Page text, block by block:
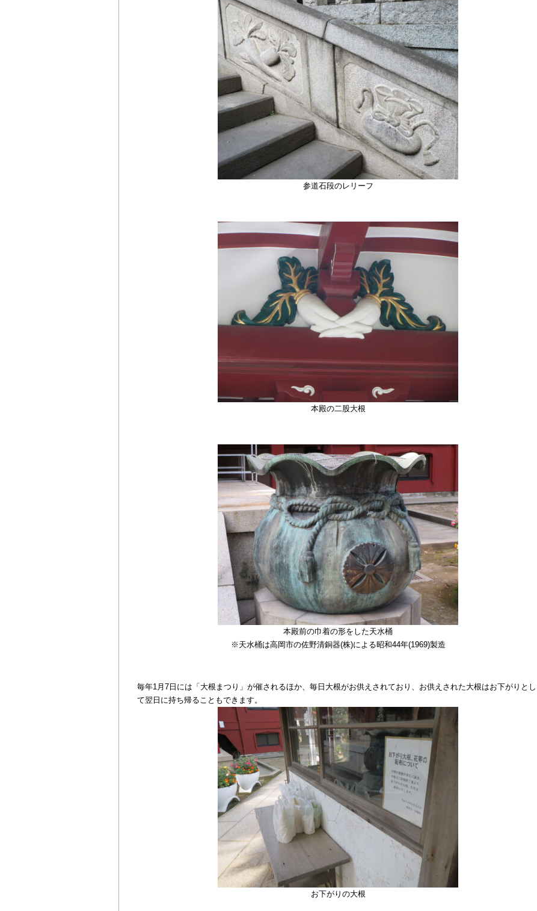
参道石段のレリーフ
本殿の二股大根
本殿前の巾着の形をした天水桶
※天水桶は高岡市の佐野清銅器(株)による昭和44年(1969)製造
毎年1月7日には「大根まつり」が催されるほか、毎日大根がお供えされており、お供えされた大根はお下がりとし
て翌日に持ち帰ることもできます。
お下がりの大根